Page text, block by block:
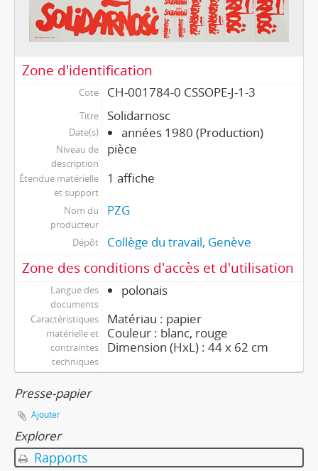
Zone d'identification
Cote CH-001784-0 CSSOPE-J-1-3
Titre Solidarnosc
Date(s) années 1980 (Production)
Niveau de
description
pièce
Étendue matérielle
et support
1 affiche
Nom du
producteur
PZG
Dépôt Collège du travail, Genève
Zone des conditions d'accès et d'utilisation
Langue des
documents
polonais
Caractéristiques
matérielle et
contraintes
techniques
Matériau : papier
Couleur : blanc, rouge
Dimension (HxL) : 44 x 62 cm
Presse-papier
Ajouter
Explorer
Rapports